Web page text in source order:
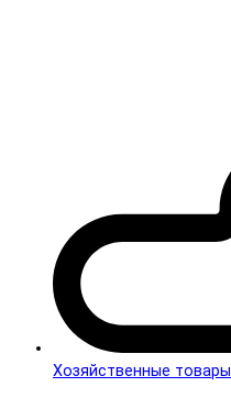
Хозяйственные товары